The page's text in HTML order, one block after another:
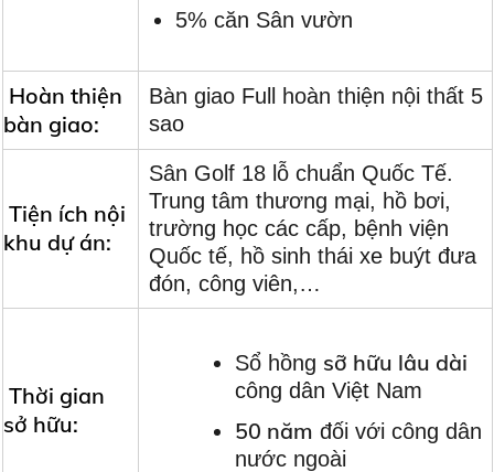
5% căn Sân vườn
Hoàn thiện
bàn giao:
Bàn giao Full hoàn thiện nội thất 5
sao
Tiện ích nội
khu dự án:
Sân Golf 18 lỗ chuẩn Quốc Tế.
Trung tâm thương mại, hồ bơi,
trường học các cấp, bệnh viện
Quốc tế, hồ sinh thái xe buýt đưa
đón, công viên,…
Thời gian
sở hữu:
Sổ hồng sỡ hữu lâu dài
công dân Việt Nam
50 năm đối với công dân
nước ngoài